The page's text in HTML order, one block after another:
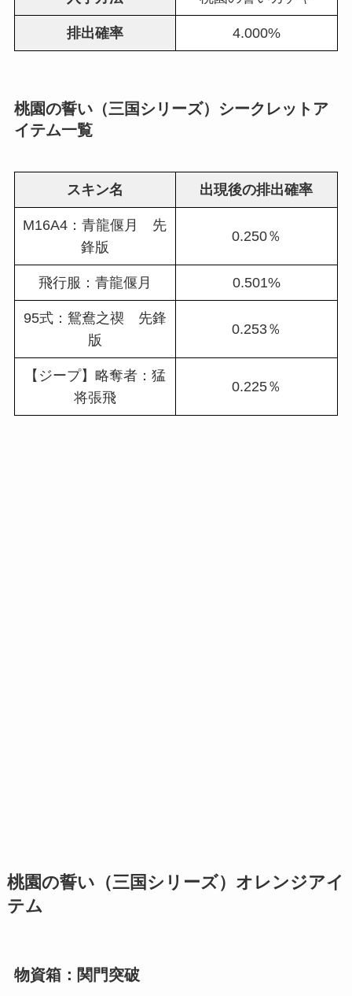
排出確率 4.000%
桃園の誓い（三国シリーズ）シークレットア
イテム一覧
スキン名 出現後の排出確率
M16A4：青龍偃月 先
鋒版
0.250％
飛行服：青龍偃月 0.501%
95式：鴛鴦之禊 先鋒
版
0.253％
【ジープ】略奪者：猛
将張飛
0.225％
桃園の誓い（三国シリーズ）オレンジアイ
テム
物資箱：関門突破